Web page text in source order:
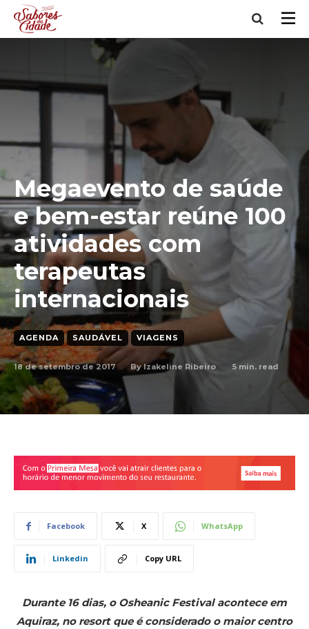
Megaevento de saúde
e bem-estar reúne 100
atividades com
terapeutas
internacionais
AGENDA SAUDÁVEL VIAGENS
18 de setembro de 2017 By Izakeline Ribeiro 5 min. read
Facebook X WhatsApp
Linkedin Copy URL
Durante 16 dias, o Osheanic Festival acontece em
Aquiraz, no resort que é considerado o maior centro